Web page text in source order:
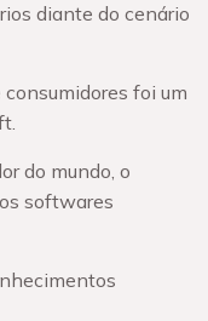
diante do cenário
foi um
do mundo, o
softwares